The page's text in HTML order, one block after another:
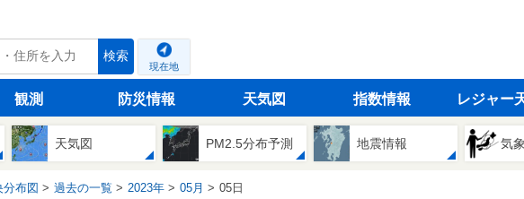
検索
現在地
観測 防災情報 天気図 指数情報 レジャー
天気図 PM2.5分布予測 地震情報 気
分布図 過去の一覧 2023年 05月 05日